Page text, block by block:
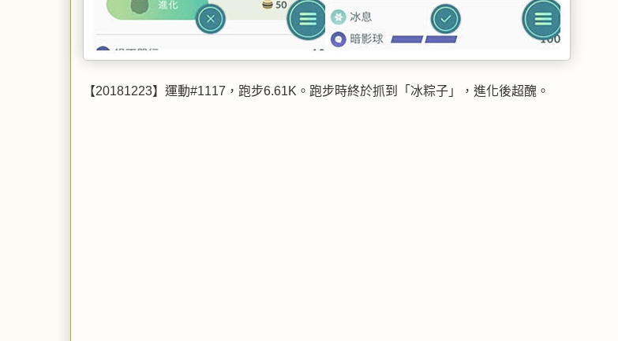
【20181223】運動#1117，跑步6.61K。跑步時終於抓到「冰粽子」，進化後超醜。